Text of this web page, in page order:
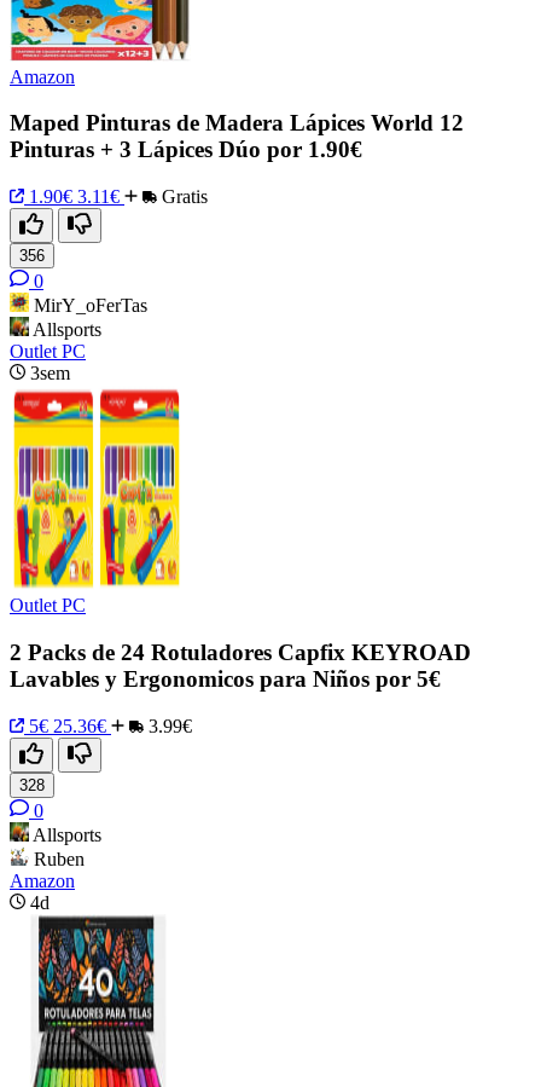
Amazon
Maped Pinturas de Madera Lápices World 12
Pinturas + 3 Lápices Dúo por 1.90€
1.90€ 3.11€ Gratis
356
0
MirY_oFerTas
Allsports
Outlet PC
3sem
Outlet PC
2 Packs de 24 Rotuladores Capfix KEYROAD
Lavables y Ergonomicos para Niños por 5€
5€ 25.36€ 3.99€
328
0
Allsports
Ruben
Amazon
4d